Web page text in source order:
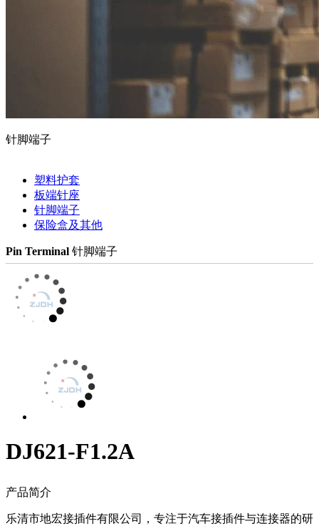
针脚端子
塑料护套
板端针座
针脚端子
保险盒及其他
Pin Terminal 针脚端子
DJ621-F1.2A
产品简介
乐清市地宏接插件有限公司，专注于汽车接插件与连接器的研